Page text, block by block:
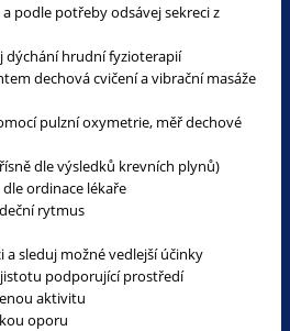
podle potřeby odsávej sekreci z
dýchání hrudní fyzioterapií
dechová cvičení a vibrační masáže
pulzní oxymetrie, měř dechové
dle výsledků krevních plynů)
ordinace lékaře
rytmus
a sleduj možné vedlejší účinky
podporující prostředí
aktivitu
oporu